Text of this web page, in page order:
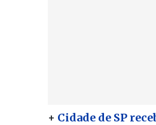
+ Cidade de SP